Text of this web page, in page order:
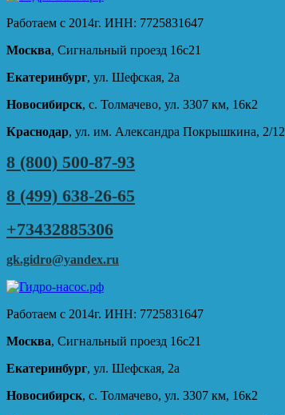
Работаем с 2014г. ИНН: 7725831647
Москва, Сигнальный проезд 16с21
Екатеринбург, ул. Шефская, 2а
Новосибирск, с. Толмачево, ул. 3307 км, 16к2
Краснодар, ул. им. Александра Покрышкина, 2/12
8 (800) 500-87-93
8 (499) 638-26-65
+73432885306
gk.gidro@yandex.ru
Работаем с 2014г. ИНН: 7725831647
Москва, Сигнальный проезд 16с21
Екатеринбург, ул. Шефская, 2а
Новосибирск, с. Толмачево, ул. 3307 км, 16к2